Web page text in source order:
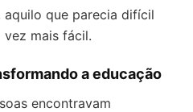
que parecia difícil
mais fácil.
a educação
encontravam